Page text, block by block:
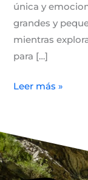
única y
grandes y
mientras
para […]
Leer más »